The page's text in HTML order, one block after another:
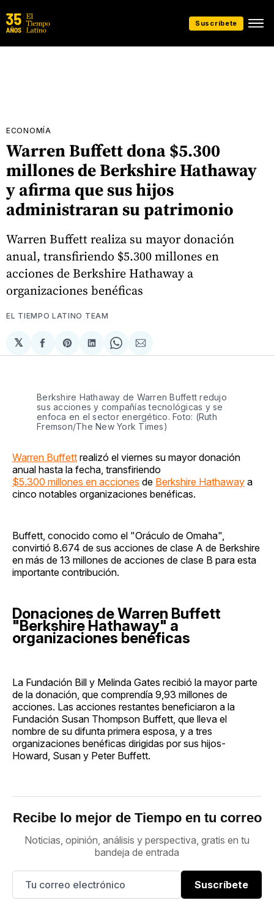
Suscríbete
ECONOMÍA
Warren Buffett dona $5.300
millones de Berkshire Hathaway
y afirma que sus hijos
administraran su patrimonio
Warren Buffett realiza su mayor donación
anual, transfiriendo $5.300 millones en
acciones de Berkshire Hathaway a
organizaciones benéficas
EL TIEMPO LATINO TEAM
𝕏
Compartir
en
Share
on
Compartir
en
Share
on
Compartir
via
Berkshire Hathaway de Warren Buffett redujo
sus acciones y compañías tecnológicas y se
enfoca en el sector energético. Foto: (Ruth
Fremson/The New York Times)
Warren Buffett realizó el viernes su mayor donación
anual hasta la fecha, transfiriendo
$5.300 millones en acciones de Berkshire Hathaway a
cinco notables organizaciones benéficas.
Buffett, conocido como el "Oráculo de Omaha",
convirtió 8.674 de sus acciones de clase A de Berkshire
en más de 13 millones de acciones de clase B para esta
importante contribución.
Donaciones de Warren Buffett
"Berkshire Hathaway" a
organizaciones benéficas
La Fundación Bill y Melinda Gates recibió la mayor parte
de la donación, que comprendía 9,93 millones de
acciones. Las acciones restantes beneficiaron a la
Fundación Susan Thompson Buffett, que lleva el
nombre de su difunta primera esposa, y a tres
organizaciones benéficas dirigidas por sus hijos-
Howard, Susan y Peter Buffett.
Recibe lo mejor de Tiempo en tu correo
Noticias, opinión, análisis y perspectiva, gratis en tu
bandeja de entrada
Suscríbete